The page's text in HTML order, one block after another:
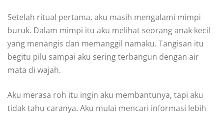
Setelah ritual pertama, aku masih mengalami mimpi
buruk. Dalam mimpi itu aku melihat seorang anak kecil
yang menangis dan memanggil namaku. Tangisan itu
begitu pilu sampai aku sering terbangun dengan air
mata di wajah.
Aku merasa roh itu ingin aku membantunya, tapi aku
tidak tahu caranya. Aku mulai mencari informasi lebih